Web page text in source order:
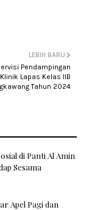
LEBIH BARU
Pendampingan
Lapas Kelas IIB
Tahun 2024
di Panti Al Amin
Sesama
Apel Pagi dan